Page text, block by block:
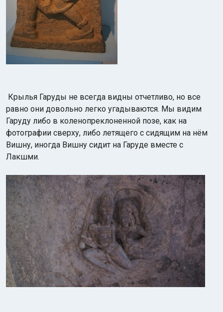
Крылья Гаруды не всегда видны отчетливо, но все
равно они довольно легко угадываются. Мы видим
Гаруду либо в коленопреклоненной позе, как на
фотографии сверху, либо летящего с сидящим на нём
Вишну, иногда Вишну сидит на Гаруде вместе с
Лакшми.